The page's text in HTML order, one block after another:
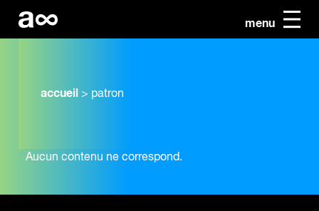
menu
accueil > patron
Aucun contenu ne correspond.